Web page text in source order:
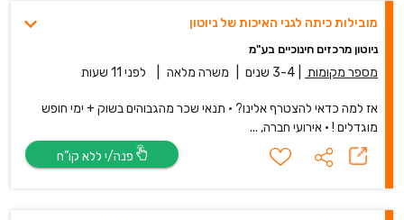
מובילות כיתה לגני האיכות של ניוטון
ניוטון מרכזים חינוכיים בע"מ
מספר מקומות 3-4 שנים משרה מלאה לפני 11 שעות
אז למה כדאי להצטרף אלינו? • תנאי שכר מהגבוהים בשוק + ימי חופש
מוגדלים ! • אירועי חברה, ...